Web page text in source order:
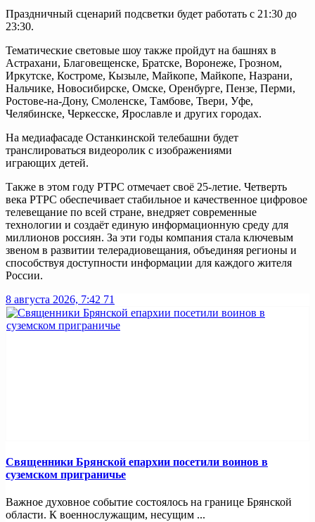
Праздничный сценарий подсветки будет работать с 21:30 до
23:30.
Тематические световые шоу также пройдут на башнях в
Астрахани, Благовещенске, Братске, Воронеже, Грозном,
Иркутске, Костроме, Кызыле, Майкопе, Майкопе, Назрани,
Нальчике, Новосибирске, Омске, Оренбурге, Пензе, Перми,
Ростове-на-Дону, Смоленске, Тамбове, Твери, Уфе,
Челябинске, Черкесске, Ярославле и других городах.
На медиафасаде Останкинской телебашни будет
транслироваться видеоролик с изображениями
играющих детей.
Также в этом году РТРС отмечает своё 25-летие. Четверть
века РТРС обеспечивает стабильное и качественное цифровое
телевещание по всей стране, внедряет современные
технологии и создаёт единую информационную среду для
миллионов россиян. За эти годы компания стала ключевым
звеном в развитии телерадиовещания, объединяя регионы и
способствуя доступности информации для каждого жителя
России.
8 августа 2026, 7:42 71
Священники Брянской епархии посетили воинов в
суземском приграничье
Важное духовное событие состоялось на границе Брянской
области. К военнослужащим, несущим ...